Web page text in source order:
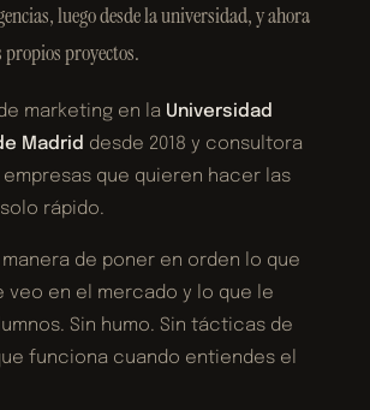
luego desde la universidad, y ahora
proyectos.
marketing en la Universidad
Madrid desde 2018 y consultora
que quieren hacer las
rápido.
manera de poner en orden lo que
veo en el mercado y lo que le
Sin humo. Sin tácticas de
funciona cuando entiendes el